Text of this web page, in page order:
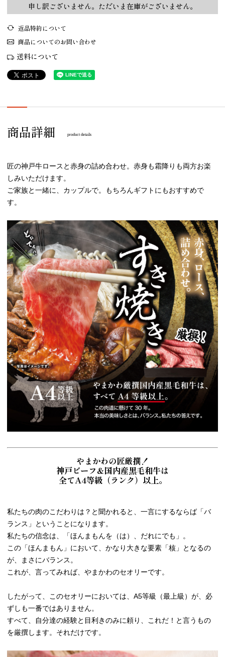
申し訳ございません。ただいま在庫がございません。
返品特約について
商品についてのお問い合わせ
送料について
商品詳細 product details
匠の神戸牛ロースと赤身の詰め合わせ。赤身も霜降りも両方お楽
しみいただけます。
ご家族と一緒に、カップルで。もちろんギフトにもおすすめで
す。
やまかわの匠厳撰！
神戸ビーフ＆国内産黒毛和牛は
全てA4等級（ランク）以上。
私たちの肉のこだわりは？と聞かれると、一言にするならば「バ
ランス」ということになります。
私たちの信念は、「ほんまもんを（は）、だれにでも」。
この「ほんまもん」において、かなり大きな要素「核」となるの
が、まさにバランス。
これが、言ってみれば、やまかわのセオリーです。
したがって、このセオリーにおいては、A5等級（最上級）が、必
ずしも一番ではありません。
すべて、自分達の経験と目利きのみに頼り、これだ！と言うもの
を厳撰します。それだけです。